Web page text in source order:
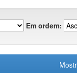
Em ordem: